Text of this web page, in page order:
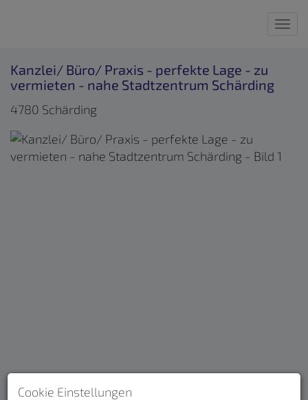
Kanzlei/ Büro/ Praxis - perfekte Lage - zu
vermieten - nahe Stadtzentrum Schärding
4780 Schärding
Cookie Einstellungen